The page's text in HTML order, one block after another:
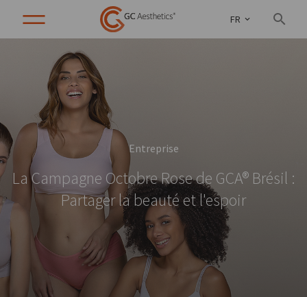
FR
Entreprise
La Campagne Octobre Rose de GCA® Brésil :
Partager la beauté et l'espoir